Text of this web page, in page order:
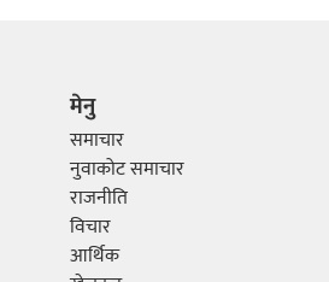
मेनु
समाचार
नुवाकोट समाचार
राजनीति
विचार
आर्थिक